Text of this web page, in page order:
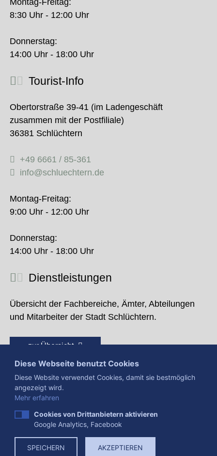
Montag-Freitag:
8:30 Uhr - 12:00 Uhr
Donnerstag:
14:00 Uhr - 18:00 Uhr
Tourist-Info
Obertorstraße 39-41 (im Ladengeschäft
zusammen mit der Postfiliale)
36381 Schlüchtern
+49 6661 / 85-361
info@schluechtern.de
Montag-Freitag:
9:00 Uhr - 12:00 Uhr
Donnerstag:
14:00 Uhr - 18:00 Uhr
Dienstleistungen
Übersicht der Fachbereiche, Ämter, Abteilungen
und Mitarbeiter der Stadt Schlüchtern.
zur Übersicht
Presse Impressum
Datenschutzerklärung
Datenverarbeitung
Cookies
Diese Webseite benutzt Cookies
Diese Website verwendet Cookies, damit sie bestmöglich
angezeigt wird.
Mehr erfahren
Cookies von Drittanbietern aktivieren
Google Analytics, Facebook
SPEICHERN AKZEPTIEREN